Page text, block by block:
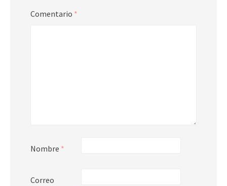
Comentario *
Nombre *
Correo